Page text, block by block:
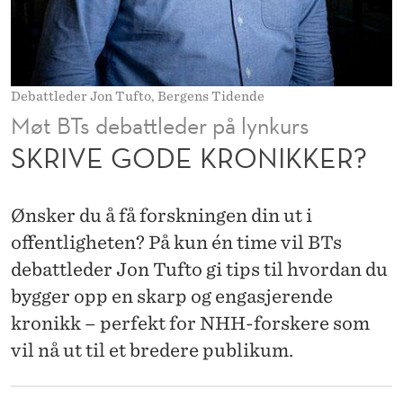
K
K
E
R
Debattleder Jon Tufto, Bergens Tidende
Møt BTs debattleder på lynkurs
SKRIVE GODE KRONIKKER?
Ønsker du å få forskningen din ut i
offentligheten? På kun én time vil BTs
debattleder Jon Tufto gi tips til hvordan du
bygger opp en skarp og engasjerende
kronikk – perfekt for NHH-forskere som
vil nå ut til et bredere publikum.